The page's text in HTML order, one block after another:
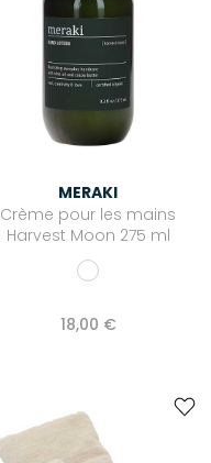
MERAKI
Crème pour les mains
Harvest Moon 275 ml
18,00 €